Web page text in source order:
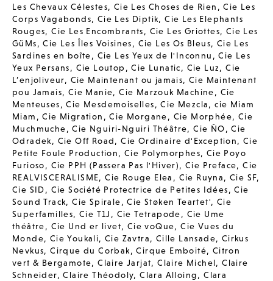
Les Chevaux Célestes, Cie Les Choses de Rien ,Cie Les
Corps Vagabonds, Cie Les Diptik,Cie Les Elephants
Rouges,Cie Les Encombrants, Cie Les Griottes, Cie Les
GüMs,Cie Les Îles Voisines, Cie Les Os Bleus, Cie Les
Sardines en boîte, Cie Les Yeux de l'Inconnu ,Cie Les
Yeux Persans, Cie Loutop ,Cie Lunatic, Cie Luz,Cie
L’enjoliveur, Cie Maintenant ou jamais,Cie Maintenant
pou Jamais, Cie Manie,Cie Marzouk Machine, Cie
Menteuses,Cie Mesdemoiselles,Cie Mezcla,cie Miam
Miam ,Cie Migration ,Cie Morgane, Cie Morphée, Cie
Muchmuche,Cie Nguiri-Nguiri Théâtre,Cie ÑO,Cie
Odradek, Cie Off Road,Cie Ordinaire d'Exception,Cie
Petite Foule Production,Cie Polymorphes, Cie Poyo
Furioso, Cie PPH (Passera Pas l'Hiver),Cie Preface,Cie
REALVISCERALISME,Cie Rouge Elea , Cie Ruyna,Cie SF,
Cie SID, Cie Société Protectrice de Petites Idées,Cie
Sound Track,Cie Spirale,Cie Støken Teartet', Cie
Superfamilles,Cie T1J , Cie Tetrapode, Cie Ume
théâtre, Cie Und er livet, Cie voQue,Cie Vues du
Monde, Cie Youkali,Cie Zavtra, Cille Lansade, Cirkus
Nevkus,Cirque du Corbak,Cirque Emboité, Citron
vert & Bergamote,Claire Jarjat,Claire Michel,Claire
Schneider,Claire Théodoly,Clara Alloing,Clara